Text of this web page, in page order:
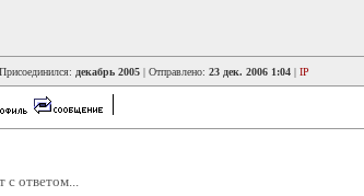
декабрь 2005 | Отправлено: 23 дек. 2006 1:04 | IP
с ответом...